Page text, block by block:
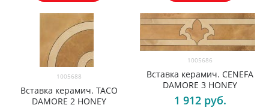
1005688
Вставка керамич. TACO
DAMORE 2 HONEY
1005686
Вставка керамич. CENEFA
DAMORE 3 HONEY
1 912 руб.